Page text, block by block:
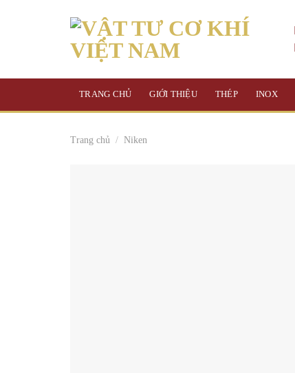
TRANG CHỦ GIỚI THIỆU THÉP INOX
Trang chủ / Niken